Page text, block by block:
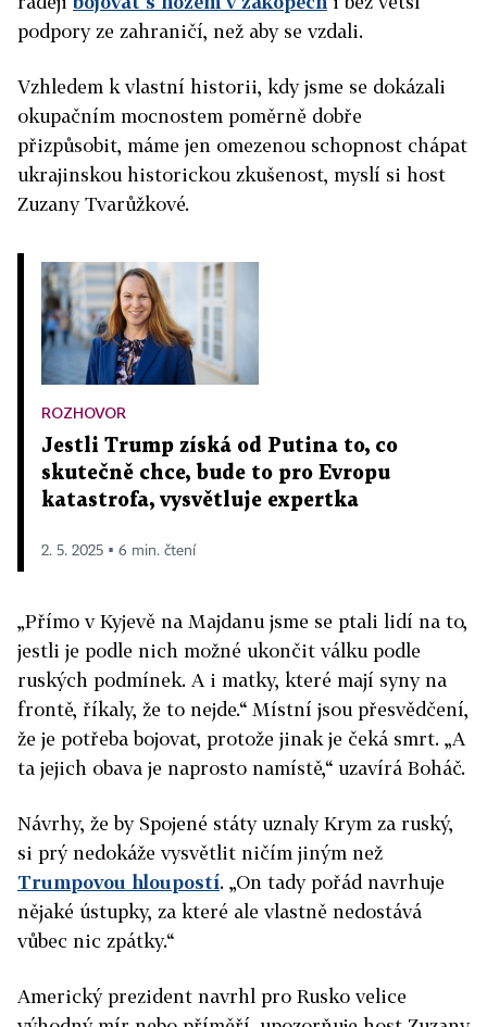
podpory ze zahraničí, než aby se vzdali.
Vzhledem k vlastní historii, kdy jsme se dokázali
okupačním mocnostem poměrně dobře
přizpůsobit, máme jen omezenou schopnost chápat
ukrajinskou historickou zkušenost, myslí si host
Zuzany Tvarůžkové.
ROZHOVOR
Jestli Trump získá od Putina to, co
skutečně chce, bude to pro Evropu
katastrofa, vysvětluje expertka
2. 5. 2025 ▪ 6 min. čtení
„Přímo v Kyjevě na Majdanu jsme se ptali lidí na to,
jestli je podle nich možné ukončit válku podle
ruských podmínek. A i matky, které mají syny na
frontě, říkaly, že to nejde.“ Místní jsou přesvědčení,
že je potřeba bojovat, protože jinak je čeká smrt. „A
ta jejich obava je naprosto namístě,“ uzavírá Boháč.
Návrhy, že by Spojené státy uznaly Krym za ruský,
si prý nedokáže vysvětlit ničím jiným než
Trumpovou hloupostí. „On tady pořád navrhuje
nějaké ústupky, za které ale vlastně nedostává
vůbec nic zpátky.“
Americký prezident navrhl pro Rusko velice